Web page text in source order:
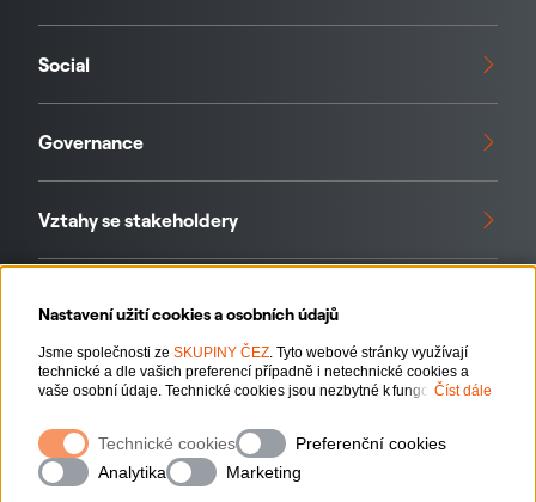
Nastavení užití cookies a osobních údajů
Jsme společnosti ze SKUPINY ČEZ. Tyto webové stránky využívají
technické a dle vašich preferencí případně i netechnické cookies a
vaše osobní údaje. Technické cookies jsou nezbytné k fungování
webové stránky vašim preferencím, k personalizaci reklam a analytice.
Pro sběr a zpracování netechnických cookies a vašich osobních údajů
nám můžete udělit souhlas. Bližší informace o vašich právech,
zpracování osobních údajů, včetně možnosti odvolání udělených
Číst dále
Technické cookies
Preferenční cookies
Analytika
Marketing
Social
Governance
Vztahy se stakeholdery
Naše data